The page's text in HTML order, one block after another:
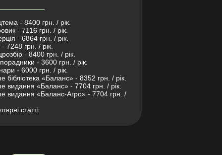
- 8400 грн. / рік.
- 7116 грн. / рік.
- 6864 грн. / рік.
7248 грн. / рік.
- 8400 грн. / рік.
- 3600 грн. / рік.
- 6000 грн. / рік.
бібліотека «Баланс» - 8352 грн. / рік.
видання «Баланс» - 7704 грн. / рік.
видання «Баланс-Агро» - 7704 грн. /
статті